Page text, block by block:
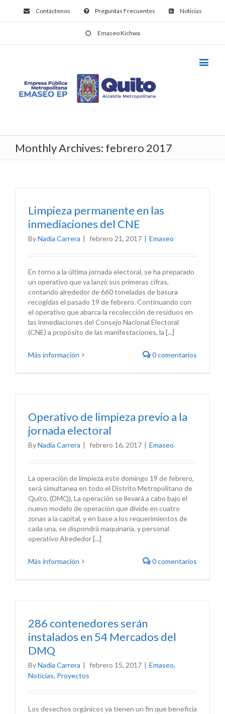
Contáctenos Preguntas Frecuentes Noticias
Emaseo Kichwa
Monthly Archives: febrero 2017
Limpieza permanente en las
inmediaciones del CNE
ByNadia Carrera | febrero 21, 2017 | Emaseo
En torno a la última jornada electoral, se ha preparado
un operativo que ya lanzó sus primeras cifras,
contando alrededor de 660 toneladas de basura
recogidas el pasado 19 de febrero. Continuando con
el operativo que abarca la recolección de residuos en
las inmediaciones del Consejo Nacional Electoral
(CNE) a propósito de las manifestaciones, la [...]
Más información 0 comentarios
Operativo de limpieza previo a la
jornada electoral
ByNadia Carrera | febrero 16, 2017 | Emaseo
La operación de limpieza este domingo 19 de febrero,
será simultanea en todo el Distrito Metropolitano de
Quito, (DMQ), La operación se llevará a cabo bajo el
nuevo modelo de operación que divide en cuatro
zonas a la capital, y en base a los requerimientos de
cada una, se dispondrá maquinaria, y personal
operativo Alrededor [...]
Más información 0 comentarios
286 contenedores serán
instalados en 54 Mercados del
DMQ
ByNadia Carrera | febrero 15, 2017 | Emaseo,
Noticias, Proyectos
Los desechos orgánicos ya tienen un fin que beneficia